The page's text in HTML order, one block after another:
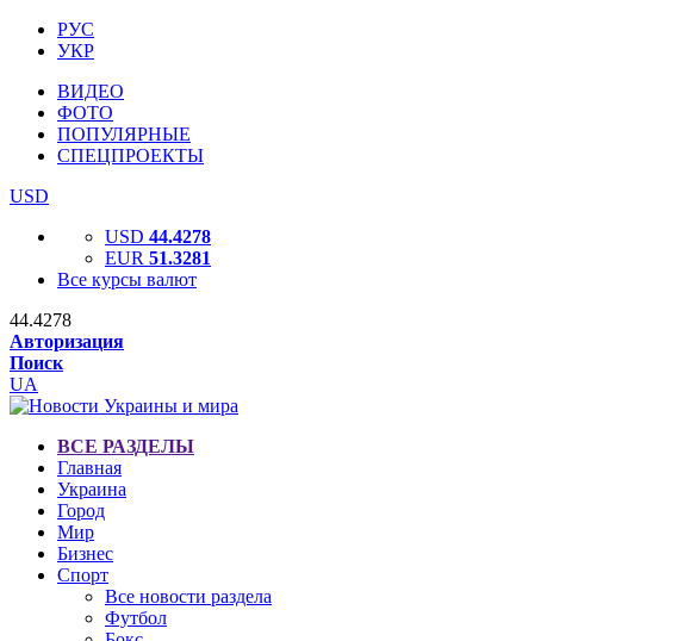
РУС
УКР
ВИДЕО
ФОТО
ПОПУЛЯРНЫЕ
СПЕЦПРОЕКТЫ
USD
USD 44.4278
EUR 51.3281
Все курсы валют
44.4278
Авторизация
Поиск
UA
ВСЕ РАЗДЕЛЫ
Главная
Украина
Город
Мир
Бизнес
Спорт
Все новости раздела
Футбол